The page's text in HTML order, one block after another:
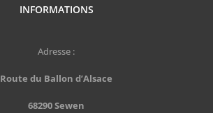
INFORMATIONS
Adresse :
Route du Ballon d’Alsace
68290 Sewen